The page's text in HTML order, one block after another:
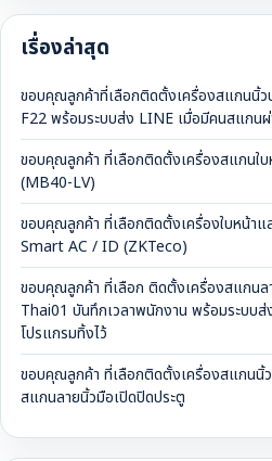
เรื่องล่าสุด
ขอบคุณลูกค้าที่เลือกติดตั้งเครื่องสแกนนิ้ว
F22 พร้อมระบบส่ง LINE เมื่อมีคนสแกนผ่
ขอบคุณลูกค้า ที่เลือกติดตั้งเครื่องสแกนใ
(MB40-LV)
ขอบคุณลูกค้า ที่เลือกติดตั้งเครื่องใบหน้าแ
Smart AC / ID (ZKTeco)
ขอบคุณลูกค้า ที่เลือก ติดตั้งเครื่องสแกน
Thai01 บันทึกเวลาพนักงาน พร้อมระบบ
โปรแกรมทิ้งไว้
ขอบคุณลูกค้า ที่เลือกติดตั้งเครื่องสแกนนิ้
สแกนลายนิ้วมือเปิดปิดประตู